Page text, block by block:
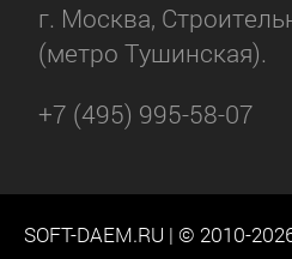
г. Москва,
(метро Тушинская).
+7 (495) 995-58-07
SOFT-DAEM.RU | © 2010-
Defender
Dynamode